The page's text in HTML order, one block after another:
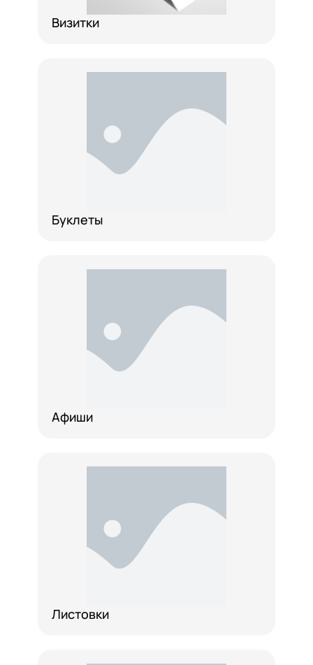
Визитки
Буклеты
Афиши
Листовки